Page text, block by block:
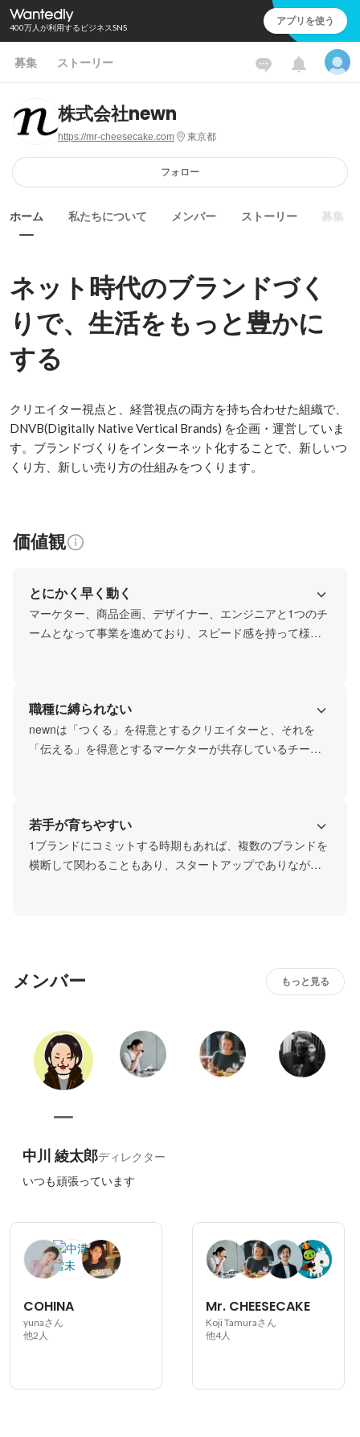
400万人が利用するビジネスSNS アプリを使う
募集 ストーリー
株式会社newn
https://mr-cheesecake.com 東京都
フォロー
ホーム 私たちについて メンバー ストーリー 募集
ネット時代のブランドづく
りで、生活をもっと豊かに
する
クリエイター視点と、経営視点の両方を持ち合わせた組織で、
DNVB(Digitally Native Vertical Brands) を企画・運営していま
す。ブランドづくりをインターネット化することで、新しいつ
くり方、新しい売り方の仕組みをつくります。
価値観
とにかく早く動く
マーケター、商品企画、デザイナー、エンジニアと1つのチ
ームとなって事業を進めており、スピード感を持って様々
職種に縛られない
newnは「つくる」を得意とするクリエイターと、それを
「伝える」を得意とするマーケターが共存しているチーム
若手が育ちやすい
1ブランドにコミットする時期もあれば、複数のブランドを
横断して関わることもあり、スタートアップでありながら
メンバー もっと見る
中川 綾太郎ディレクター
いつも頑張っています
COHINA
yunaさん
他2人
Mr. CHEESECAKE
Koji Tamuraさん
他4人